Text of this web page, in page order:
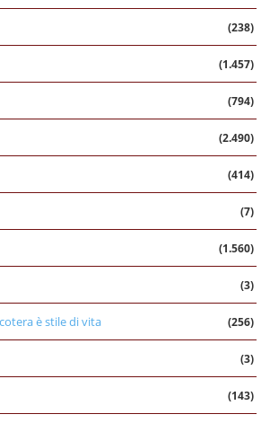
(238)
(1.457)
(794)
(2.490)
(414)
(7)
(1.560)
(3)
è stile di vita (256)
(3)
(143)